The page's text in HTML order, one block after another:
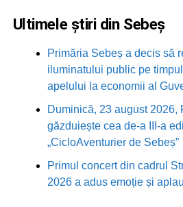
Ultimele știri din Sebeș
Primăria Sebeș a decis să
iluminatului public pe
apelului la economii al
Duminică, 23 august 2026,
găzduiește cea de-a III-a
„CicloAventurier de Sebeș”
Primul concert din cadrul
2026 a adus emoție și